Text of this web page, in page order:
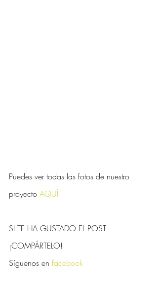
Puedes ver todas las fotos de nuestro
proyecto AQUÍ
SI TE HA GUSTADO EL POST
¡COMPÁRTELO!
Síguenos en facebook